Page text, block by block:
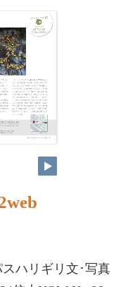
ハリギリ文･写真